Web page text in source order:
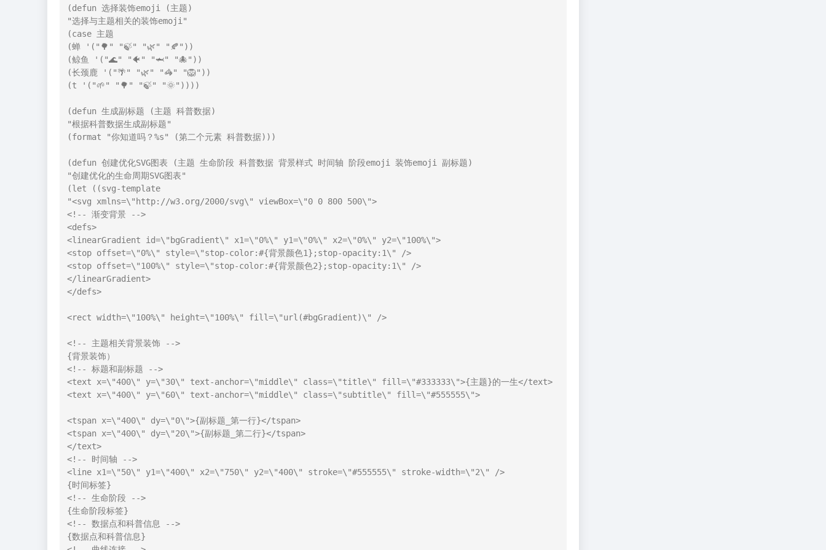
(defun 选择装饰emoji (主题)
"选择与主题相关的装饰emoji"
(case 主题
(蝉 '("🌳" "🍃" "🌿" "🍂"))
(鲸鱼 '("🌊" "🐠" "🦈" "🐙"))
(长颈鹿 '("🌴" "🌿" "🦓" "🦁"))
(t '("🌱" "🌳" "🍃" "🌞"))))
(defun 生成副标题 (主题 科普数据)
"根据科普数据生成副标题"
(format "你知道吗？%s" (第二个元素 科普数据)))
(defun 创建优化SVG图表 (主题 生命阶段 科普数据 背景样式 时间轴 阶段emoji 装饰emoji 副标题)
"创建优化的生命周期SVG图表"
(let ((svg-template
"<svg xmlns=\"http://w3.org/2000/svg\" viewBox=\"0 0 800 500\">
<!-- 渐变背景 -->
<defs>
<linearGradient id=\"bgGradient\" x1=\"0%\" y1=\"0%\" x2=\"0%\" y2=\"100%\">
<stop offset=\"0%\" style=\"stop-color:#{背景颜色1};stop-opacity:1\" />
<stop offset=\"100%\" style=\"stop-color:#{背景颜色2};stop-opacity:1\" />
</linearGradient>
</defs>
<rect width=\"100%\" height=\"100%\" fill=\"url(#bgGradient)\" />
<!-- 主题相关背景装饰 -->
{背景装饰）
<!-- 标题和副标题 -->
<text x=\"400\" y=\"30\" text-anchor=\"middle\" class=\"title\" fill=\"#333333\">{主题}的一生</text>
<text x=\"400\" y=\"60\" text-anchor=\"middle\" class=\"subtitle\" fill=\"#555555\">
<tspan x=\"400\" dy=\"0\">{副标题_第一行}</tspan>
<tspan x=\"400\" dy=\"20\">{副标题_第二行}</tspan>
</text>
<!-- 时间轴 -->
<line x1=\"50\" y1=\"400\" x2=\"750\" y2=\"400\" stroke=\"#555555\" stroke-width=\"2\" />
{时间标签}
<!-- 生命阶段 -->
{生命阶段标签}
<!-- 数据点和科普信息 -->
{数据点和科普信息}